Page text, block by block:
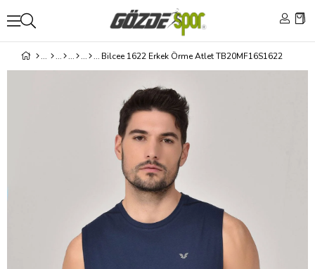
Bilcee 1622 Erkek Örme Atlet TB20MF16S1622